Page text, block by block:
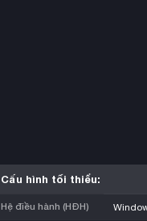
Cấu hình tối thiểu:
Hệ điều hành (HĐH)